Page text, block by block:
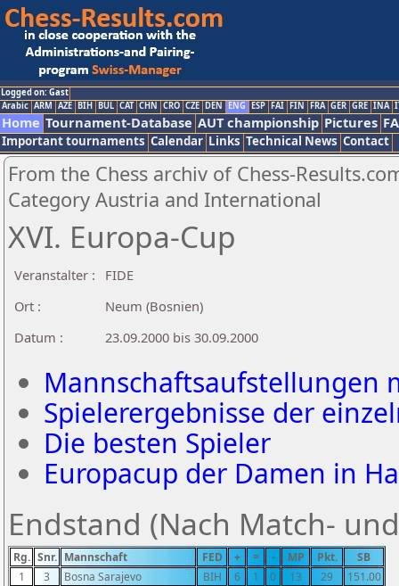
Logged on: Gast
Arabic ARM AZE BIH BUL CAT CHN CRO CZE DEN ENG ESP FAI FIN FRA GER GRE INA
Home Tournament-Database AUT championship Pictures
Important tournaments Calendar Links Technical News Contact
From the Chess archiv of Chess-
Category Austria and International
XVI. Europa-Cup
Veranstalter :
FIDE
Ort :
Neum (Bosnien)
Datum :
23.09.2000 bis 30.09.2000
Mannschaftsaufstellungen
Spielerergebnisse der
Die besten Spieler
Europacup der Damen in
Endstand (Nach Match-
Rg. Snr. Mannschaft FED + = - MP Pkt.
SB
1
3 Bosna Sarajevo BIH 6 1 0 13 29
151.00